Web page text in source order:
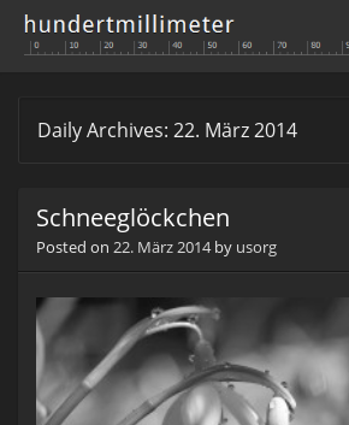
Daily Archives: 22. März 2014
Schneeglöckchen
Posted on 22. März 2014by usorg